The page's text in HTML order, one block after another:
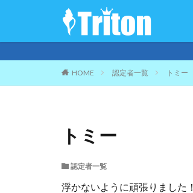
HOME 認定者一覧 トミー
トミー
認定者一覧
浮かないように頑張りました！